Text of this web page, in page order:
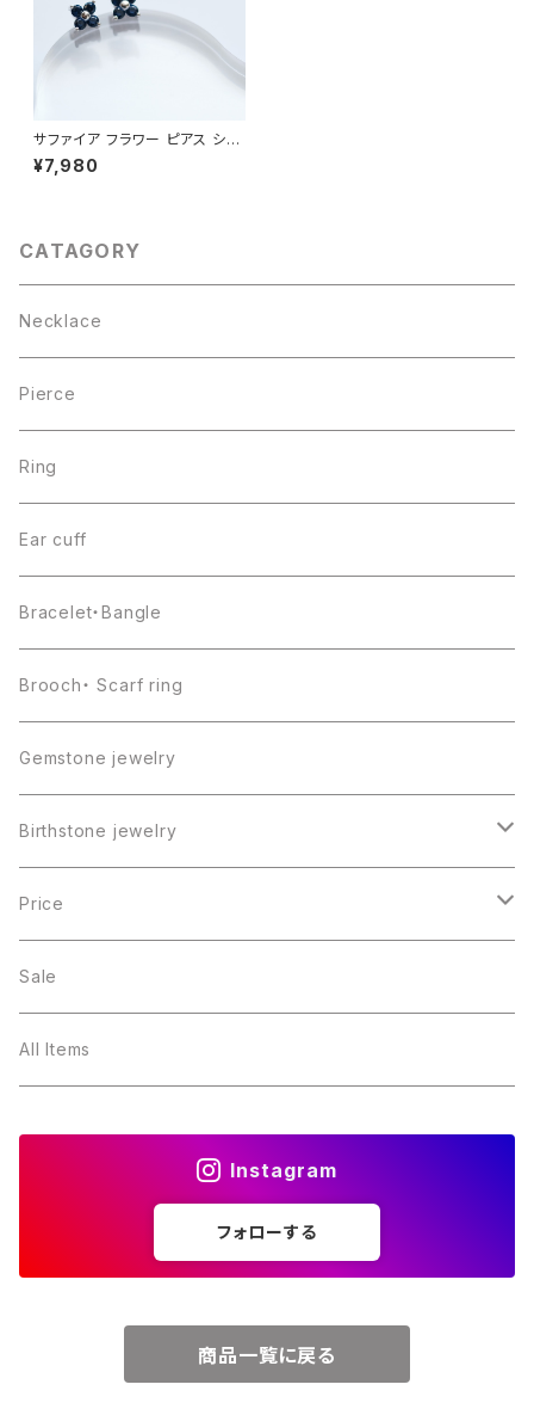
サファイア フラワー ピアス シル
バー925
¥7,980
CATAGORY
Necklace
Pierce
Ring
Ear cuff
Bracelet・Bangle
Brooch・ Scarf ring
Gemstone jewelry
Birthstone jewelry
１月・ガーネット
２月・アメジスト
３月・アクアマリン
Price
～5000円
～10000円
Sale
All Items
Instagram
フォローする
商品一覧に戻る